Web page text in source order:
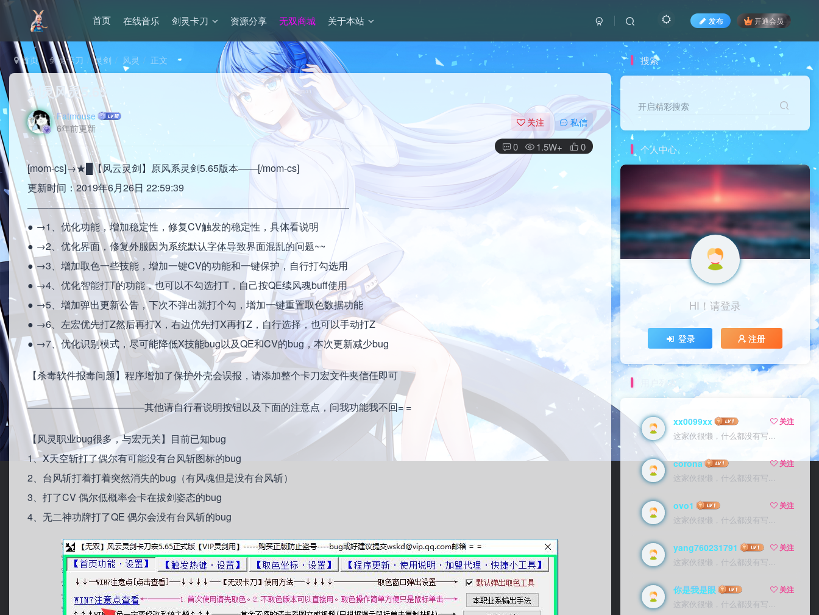
首页 在线音乐 剑灵卡刀 资源分享 无双商城 关于本站 发布 开通会员
首页 剑灵卡刀 灵剑 风灵 正文
剑灵风灵5.65
Fatmouse
6年前更新
关注 私信
0 1.5W+ 0
[mom-cs]→★█【风云灵剑】原风系灵剑5.65版本——[/mom-cs]
更新时间：2019年6月26日 22:59:39
—————————————————————————————————
● →1、优化功能，增加稳定性，修复CV触发的稳定性，具体看说明
● →2、优化界面，修复外服因为系统默认字体导致界面混乱的问题~~
● →3、增加取色一些技能，增加一键CV的功能和一键保护，自行打勾选用
● →4、优化智能打T的功能，也可以不勾选打T，自己按QE续风魂buff使用
● →5、增加弹出更新公告，下次不弹出就打个勾，增加一键重置取色数据功能
● →6、左宏优先打Z然后再打X，右边优先打X再打Z，自行选择，也可以手动打Z
● →7、优化识别模式，尽可能降低X技能bug以及QE和CV的bug，本次更新减少bug
【杀毒软件报毒问题】程序增加了保护外壳会误报，请添加整个卡刀宏文件夹信任即可
————————————其他请自行看说明按钮以及下面的注意点，问我功能我不回= =
【风灵职业bug很多，与宏无关】目前已知bug
1、X天空斩打了偶尔有可能没有台风斩图标的bug
2、台风斩打着打着突然消失的bug（有风魂但是没有台风斩）
3、打了CV 偶尔低概率会卡在拔剑姿态的bug
4、无二神功牌打了QE 偶尔会没有台风斩的bug
搜索
开启精彩搜索
个人中心
HI！请登录
登录 注册
用户列表
xx0099xx
关注
这家伙很懒，什么都没有写...
corona
关注
这家伙很懒，什么都没有写...
ovo1
关注
这家伙很懒，什么都没有写...
yang760231791
关注
这家伙很懒，什么都没有写...
你是我是眼
关注
这家伙很懒，什么都没有写...
开启精彩搜索
HI！请登录
登录 注册
xx0099xx
关注
这家伙很懒，什么都没有写...
corona
关注
这家伙很懒，什么都没有写...
ovo1
关注
这家伙很懒，什么都没有写...
yang760231791
关注
这家伙很懒，什么都没有写...
你是我是眼
关注
这家伙很懒，什么都没有写...